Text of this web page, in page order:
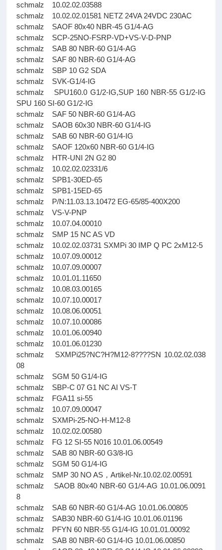
schmalz 10.02.02.03588
schmalz 10.02.02.01581 NETZ 24VA 24VDC 230AC
schmalz SAOF 80x40 NBR-45 G1/4-AG
schmalz SCP-25NO-FSRP-VD+VS-V-D-PNP
schmalz SAB 80 NBR-60 G1/4-AG
schmalz SAF 80 NBR-60 G1/4-AG
schmalz SBP 10 G2 SDA
schmalz SVK-G1/4-IG
schmalz SPU160.0 G1/2-IG,SUP 160 NBR-55 G1/2-IG
SPU 160 SI-60 G1/2-IG
schmalz SAF 50 NBR-60 G1/4-AG
schmalz SAOB 60x30 NBR-60 G1/4-IG
schmalz SAB 60 NBR-60 G1/4-IG
schmalz SAOF 120x60 NBR-60 G1/4-IG
schmalz HTR-UNI 2N G2 80
schmalz 10.02.02.02331/6
schmalz SPB1-30ED-65
schmalz SPB1-15ED-65
schmalz P/N:11.03.13.10472 EG-65/85-400X200
schmalz VS-V-PNP
schmalz 10.07.04.00010
schmalz SMP 15 NC AS VD
schmalz 10.02.02.03731 SXMPi 30 IMP Q PC 2xM12-5
schmalz 10.07.09.00012
schmalz 10.07.09.00007
schmalz 10.01.01.11650
schmalz 10.08.03.00165
schmalz 10.07.10.00017
schmalz 10.08.06.00051
schmalz 10.07.10.00086
schmalz 10.01.06.00940
schmalz 10.01.06.01230
schmalz SXMPi25?NC?H?M12-8????SN 10.02.02.038
08
schmalz SGM 50 G1/4-IG
schmalz SBP-C 07 G1 NC AI VS-T
schmalz FGA11 si-55
schmalz 10.07.09.00047
schmalz SXMPi-25-NO-H-M12-8
schmalz 10.02.02.00580
schmalz FG 12 SI-55 N016 10.01.06.00549
schmalz SAB 80 NBR-60 G3/8-IG
schmalz SGM 50 G1/4-IG
schmalz SMP 30 NO AS，Artikel-Nr.10.02.02.00591
schmalz SAOB 80x40 NBR-60 G1/4-AG 10.01.06.0091
8
schmalz SAB 60 NBR-60 G1/4-AG 10.01.06.00805
schmalz SAB30 NBR-60 G1/4-IG 10.01.06.01196
schmalz PFYN 60 NBR-55 G1/4-IG 10.01.01.00092
schmalz SAB 80 NBR-60 G1/4-IG 10.01.06.00850